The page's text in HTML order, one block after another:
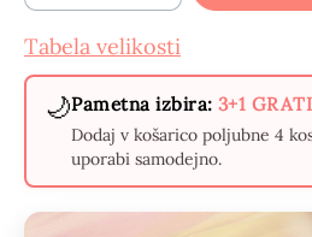
Tabela velikosti
🌙Pametna izbira: 3+1
Dodaj v košarico poljubne 4
uporabi samodejno.